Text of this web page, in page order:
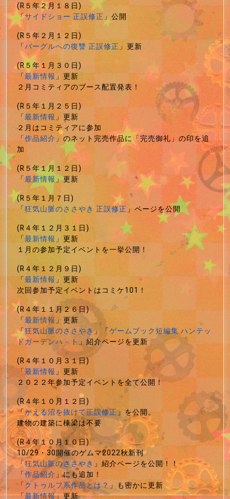
(R５年２月１８日)
「サイドショー 正誤修正」公開
(R５年２月１２日)
「バーグルへの復讐 正誤修正」更新
(R５年１月３０日)
「最新情報」更新
２月コミティアのブース配置発表！
(R５年１月２５日)
「最新情報」更新
２月はコミティアに参加
「作品紹介」のネット完売作品に「完売御礼」の印を追
加
(R５年１月１２日)
「最新情報」更新
(R５年１月７日)
「狂気山脈のささやき 正誤修正」ページを公開
(R４年１２月３１日)
「最新情報」更新
１月の参加予定イベントを一挙公開！
(R４年１２月９日)
「最新情報」更新
次回参加予定イベントはコミケ101！
(R４年１１月２６日)
「最新情報」更新
「狂気山脈のささやき」「ゲームブック短編集 ハンテッ
ドガーデンハ－ト」紹介ページを更新
(R４年１０月３１日)
「最新情報」更新
２０２２年参加予定イベントを全て公開！
(R４年１０月１２日)
「かえる沼を抜けて正誤修正」を公開。
建物の建築に棟梁は不要
(R４年１０月１０日)
10/29・30開催のゲムマ2022秋新刊
「狂気山脈のささやき 」紹介ページを公開！！
「作品紹介」にも追加！
「クトゥルフ系作品とは？」も密かに更新
「最新情報」更新